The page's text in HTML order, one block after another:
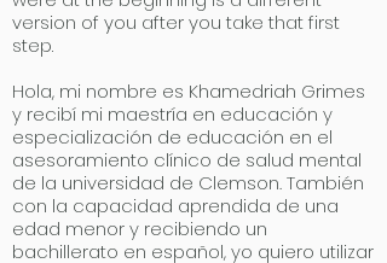
version of you after you take that first
step.
Hola, mi nombre es Khamedriah Grimes
y recibí mi maestría en educación y
especialización de educación en el
asesoramiento clínico de salud mental
de la universidad de Clemson. También
con la capacidad aprendida de una
edad menor y recibiendo un
bachillerato en español, yo quiero utilizar